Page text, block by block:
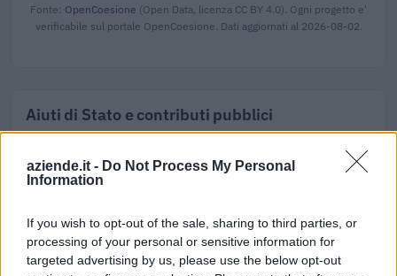
aziende.it - Do Not Process My Personal
Information
If you wish to opt-out of the sale, sharing to third parties, or
processing of your personal or sensitive information for
targeted advertising by us, please use the below opt-out
Fonte: OpenCoesione (Open Data, licenza CC BY 4.0). Ogni progetto e'
verificabile sul portale OpenCoesione. Dati aggiornati al 2026-08-02.
Aiuti di Stato e contributi pubblici
7 aiuti o contributi pubblici per un totale di 235.313 euro
2026-02-02
Esonero dal versamento dei contributi previdenziali
per nuove assunzioni/trasformazioni a tempo